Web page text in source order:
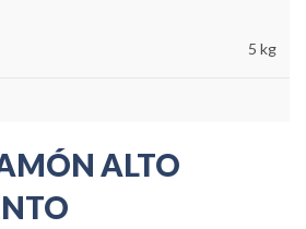
5 kg
ALTO